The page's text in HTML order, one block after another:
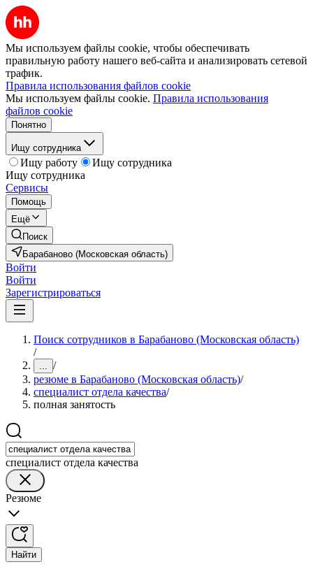
Мы используем файлы cookie, чтобы обеспечивать
правильную работу нашего веб-сайта и анализировать сетевой
трафик.
Правила использования файлов cookie
Мы используем файлы cookie. Правила использования
файлов cookie
Понятно
Ищу сотрудника
Ищу работу
Ищу сотрудника
Ищу сотрудника
Сервисы
Помощь
Ещё
Поиск
Барабаново (Московская область)
Войти
Войти
Зарегистрироваться
Поиск сотрудников в Барабаново (Московская область)
/
... /
резюме в Барабаново (Московская область)/
специалист отдела качества/
полная занятость
специалист отдела качества
Резюме
Найти